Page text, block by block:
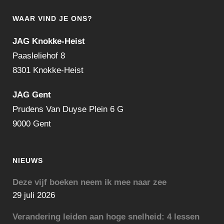
WAAR VIND JE ONS?
JAG Knokke-Heist
Paasleliehof 8
8301 Knokke-Heist
JAG Gent
Prudens Van Duyse Plein 6 G
9000 Gent
NIEUWS
Deze vijf boeken neem ik mee naar zee
29 juli 2026
Verandering leiden aan hoge snelheid: 4 lessen